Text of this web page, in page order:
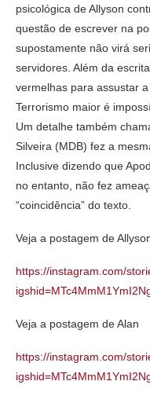
psicológica de Allyson
questão de escrever na
supostamente não virá
servidores. Além da
vermelhas para assustar
Terrorismo maior é
Um detalhe também
Silveira (MDB) fez a
Inclusive dizendo que
no entanto, não fez
“coincidência” do texto.
Veja a postagem de
https://instagram.com/
Veja a postagem de Alan
https://instagram.com/